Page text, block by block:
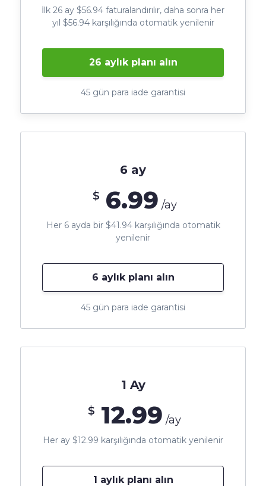
1 Ay
$ 12.99 /ay
Her ay $12.99 karşılığında otomatik yenilenir
1 aylık planı alın
İlk 26 ay $56.94 faturalandırılır, daha sonra her
yıl $56.94 karşılığında otomatik yenilenir
26 aylık planı alın
45 gün para iade garantisi
6 ay
$ 6.99 /ay
Her 6 ayda bir $41.94 karşılığında otomatik
yenilenir
6 aylık planı alın
45 gün para iade garantisi